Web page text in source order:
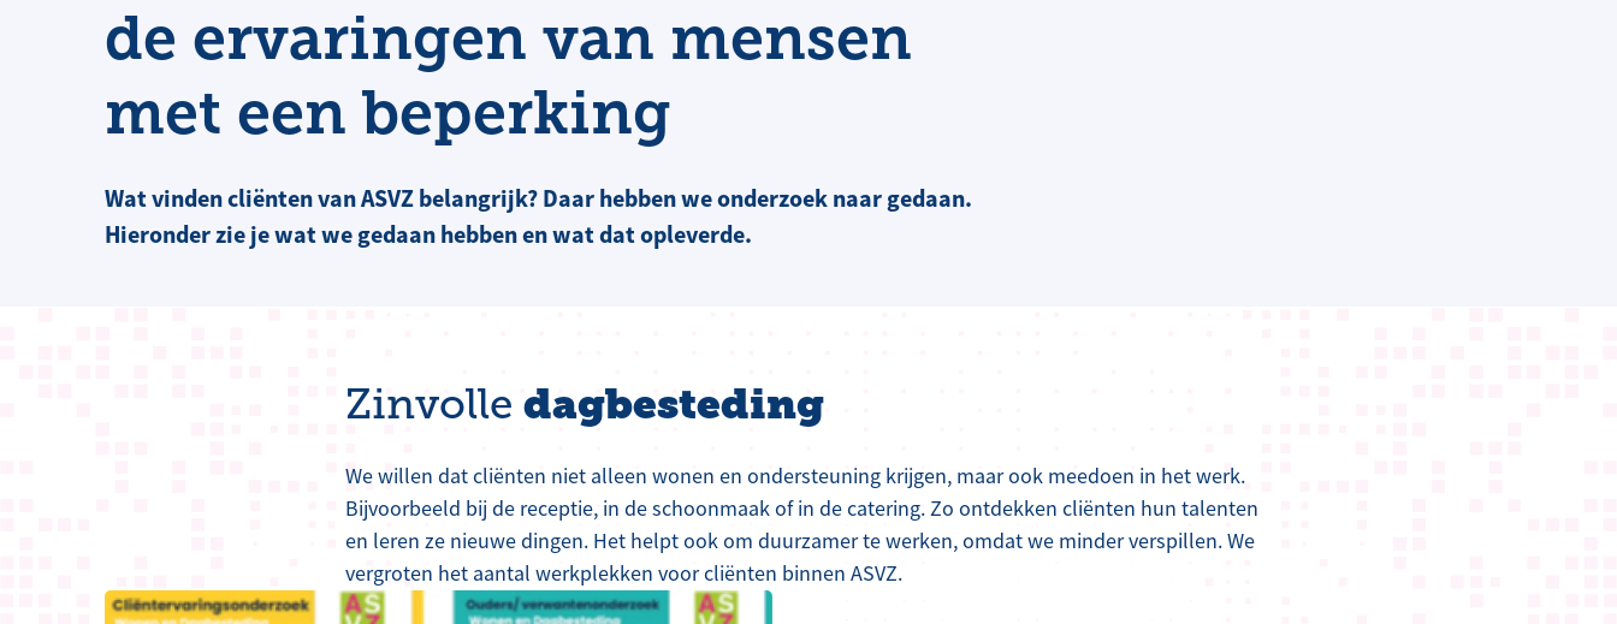
de ervaringen van mensen
met een beperking
Wat vinden cliënten van ASVZ belangrijk? Daar hebben we onderzoek naar gedaan.
Hieronder zie je wat we gedaan hebben en wat dat opleverde.
Zinvolle dagbesteding
We willen dat cliënten niet alleen wonen en ondersteuning krijgen, maar ook meedoen in het werk.
Bijvoorbeeld bij de receptie, in de schoonmaak of in de catering. Zo ontdekken cliënten hun talenten
en leren ze nieuwe dingen. Het helpt ook om duurzamer te werken, omdat we minder verspillen. We
vergroten het aantal werkplekken voor cliënten binnen ASVZ.